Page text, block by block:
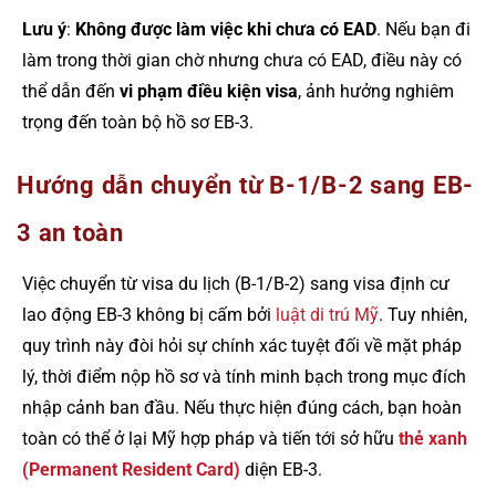
Lưu ý: Không được làm việc khi chưa có EAD. Nếu bạn đi
làm trong thời gian chờ nhưng chưa có EAD, điều này có
thể dẫn đến vi phạm điều kiện visa, ảnh hưởng nghiêm
trọng đến toàn bộ hồ sơ EB-3.
Hướng dẫn chuyển từ B-1/B-2 sang EB-
3 an toàn
Việc chuyển từ visa du lịch (B-1/B-2) sang visa định cư
lao động EB-3 không bị cấm bởi luật di trú Mỹ. Tuy nhiên,
quy trình này đòi hỏi sự chính xác tuyệt đối về mặt pháp
lý, thời điểm nộp hồ sơ và tính minh bạch trong mục đích
nhập cảnh ban đầu. Nếu thực hiện đúng cách, bạn hoàn
toàn có thể ở lại Mỹ hợp pháp và tiến tới sở hữu thẻ xanh
(Permanent Resident Card) diện EB-3.